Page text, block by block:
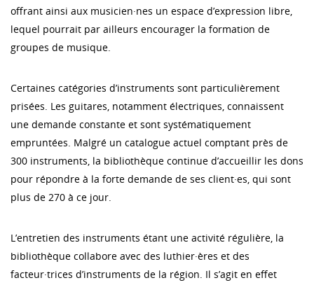
offrant ainsi aux musicien·nes un espace d’expression libre,
lequel pourrait par ailleurs encourager la formation de
groupes de musique.
Certaines catégories d’instruments sont particulièrement
prisées. Les guitares, notamment électriques, connaissent
une demande constante et sont systématiquement
empruntées. Malgré un catalogue actuel comptant près de
300 instruments, la bibliothèque continue d’accueillir les dons
pour répondre à la forte demande de ses client·es, qui sont
plus de 270 à ce jour.
L’entretien des instruments étant une activité régulière, la
bibliothèque collabore avec des luthier·ères et des
facteur·trices d’instruments de la région. Il s’agit en effet